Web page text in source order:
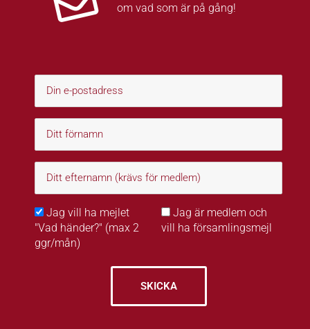
om vad som är på gång!
Jag vill ha mejlet
"Vad händer?" (max 2
ggr/mån)
Jag är medlem och
vill ha församlingsmejl
SKICKA